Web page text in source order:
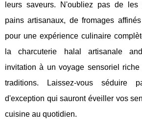
leurs saveurs. N'oubliez pas de les
pains artisanaux, de fromages
pour une expérience culinaire
la charcuterie halal artisanale
invitation à un voyage sensoriel
traditions. Laissez-vous séduire
d'exception qui sauront éveiller vos
cuisine au quotidien.